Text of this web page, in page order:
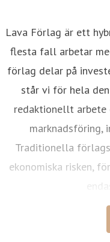
Lava Förlag är ett
flesta fall arbetar
förlag delar på
står vi för hela
redaktionellt
marknadsföring,
Traditionella
ekonomiska risken,